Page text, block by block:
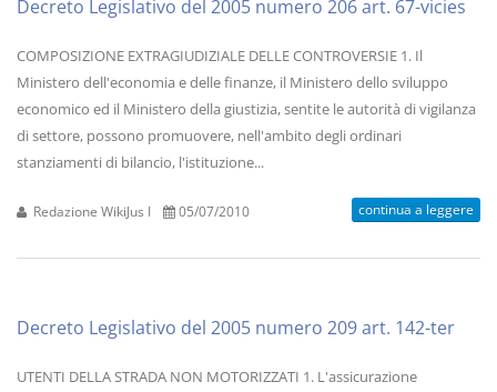
Decreto Legislativo del 2005 numero 206 art. 67-vicies
COMPOSIZIONE EXTRAGIUDIZIALE DELLE CONTROVERSIE 1. Il
Ministero dell'economia e delle finanze, il Ministero dello sviluppo
economico ed il Ministero della giustizia, sentite le autorità di vigilanza
di settore, possono promuovere, nell'ambito degli ordinari
stanziamenti di bilancio, l'istituzione...
Redazione WikiJus I 05/07/2010 continua a leggere
Decreto Legislativo del 2005 numero 209 art. 142-ter
UTENTI DELLA STRADA NON MOTORIZZATI 1. L'assicurazione